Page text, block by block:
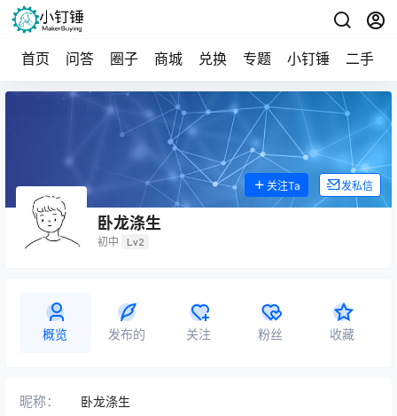
首页 问答 圈子 商城 兑换 专题 小钉锤 二手
卧龙涤生
初中 Lv2
关注Ta 发私信
概览 发布的 关注 粉丝 收藏
昵称： 卧龙涤生